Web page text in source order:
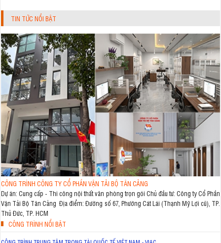
TIN TỨC NỔI BẬT
CÔNG TRÌNH CÔNG TY CỔ PHẦN VẬN TẢI BỘ TÂN CẢNG
Dự án: Cung cấp - Thi công nội thất văn phòng trọn gói Chủ đầu tư: Công ty Cổ Phần
Vận Tải Bộ Tân Cảng Địa điểm: Đường số 67, Phường Cát Lái (Thạnh Mỹ Lợi cũ), TP.
Thủ Đức, TP. HCM
CÔNG TRÌNH NỔI BẬT